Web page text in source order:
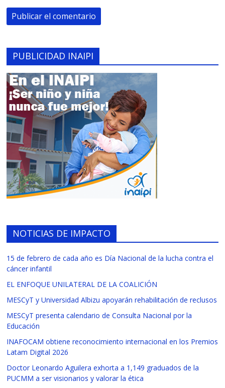
PUBLICIDAD INAIPI
NOTICIAS DE IMPACTO
15 de febrero de cada año es Día Nacional de la lucha contra el
cáncer infantil
EL ENFOQUE UNILATERAL DE LA COALICIÓN
MESCyT y Universidad Albizu apoyarán rehabilitación de reclusos
MESCyT presenta calendario de Consulta Nacional por la
Educación
INAFOCAM obtiene reconocimiento internacional en los Premios
Latam Digital 2026
Doctor Leonardo Aguilera exhorta a 1,149 graduados de la
PUCMM a ser visionarios y valorar la ética